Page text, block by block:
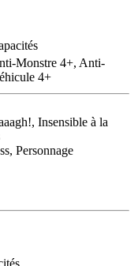
Monstre 4+, Anti-
4+
Insensible à la
Personnage